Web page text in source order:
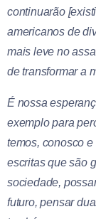
continuarão
americanos de
mais leve no
de transformar a
É nossa
exemplo para
temos, conosco
escritas que são
sociedade,
futuro, pensar